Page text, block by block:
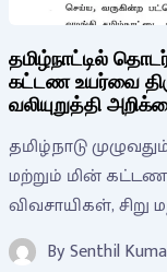
தமிழ்நாட்டில்
கட்டண உயர்வை
வலியுறுத்தி
தமிழ்நாடு
மற்றும் மின்
விவசாயிகள்,
BySenthil